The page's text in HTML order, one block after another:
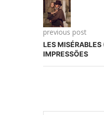
previous post
LES
IMPRESSÕES